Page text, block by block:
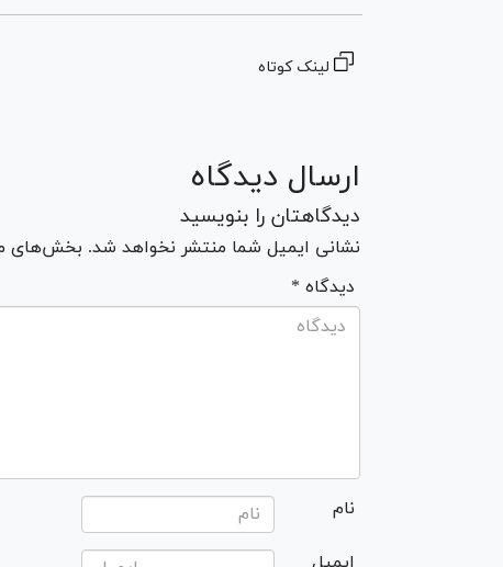
لینک کوتاه
ارسال دیدگاه
دیدگاهتان را بنویسید
نشانی ایمیل شما منتشر نخواهد شد. بخش‌های
* دیدگاه
نام